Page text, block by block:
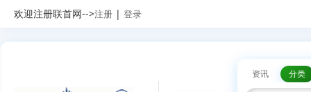
欢迎注册联首网-->注册 | 登录
资讯 分类